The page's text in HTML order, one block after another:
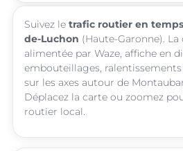
Suivez le trafic routier en
de-Luchon (Haute-Garonne). La
alimentée par Waze, affiche en
embouteillages,
sur les axes autour de
Déplacez la carte ou zoomez
routier local.